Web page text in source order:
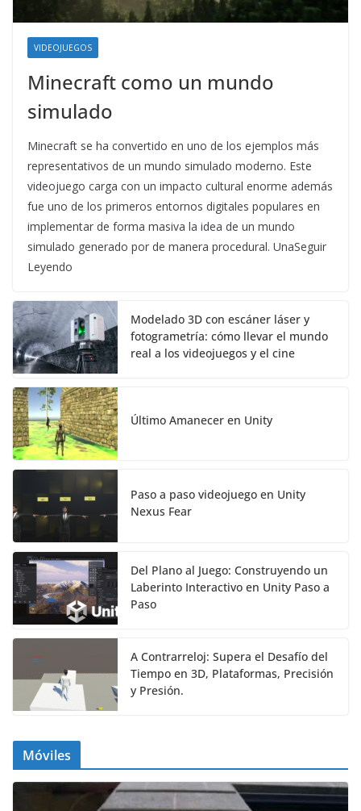
VIDEOJUEGOS
Minecraft como un mundo
simulado
Minecraft se ha convertido en uno de los ejemplos más
representativos de un mundo simulado moderno. Este
videojuego carga con un impacto cultural enorme además
fue uno de los primeros entornos digitales populares en
implementar de forma masiva la idea de un mundo
simulado generado por de manera procedural. UnaSeguir
Leyendo
Modelado 3D con escáner láser y
fotogrametría: cómo llevar el mundo
real a los videojuegos y el cine
Último Amanecer en Unity
Paso a paso videojuego en Unity
Nexus Fear
Del Plano al Juego: Construyendo un
Laberinto Interactivo en Unity Paso a
Paso
A Contrarreloj: Supera el Desafío del
Tiempo en 3D, Plataformas, Precisión
y Presión.
Móviles